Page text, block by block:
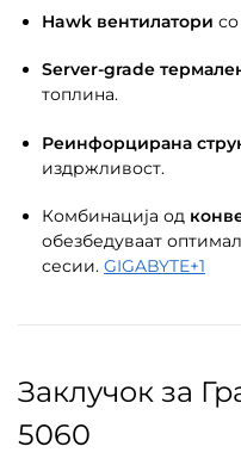
Hawk вентилатори
Server-grade
топлина.
Реинфорцирана
издржливост.
Комбинација од
обезбедуваат
сесии. GIGABYTE+1
Заклучок за
5060